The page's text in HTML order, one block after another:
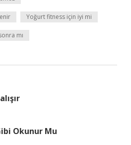
Yoğurt fitness için iyi mi
mı
Okunur Mu